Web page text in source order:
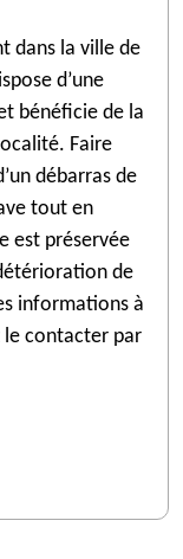
dans la ville de
d’une
bénéficie de la
Faire
débarras de
tout en
est préservée
de
informations à
le contacter par